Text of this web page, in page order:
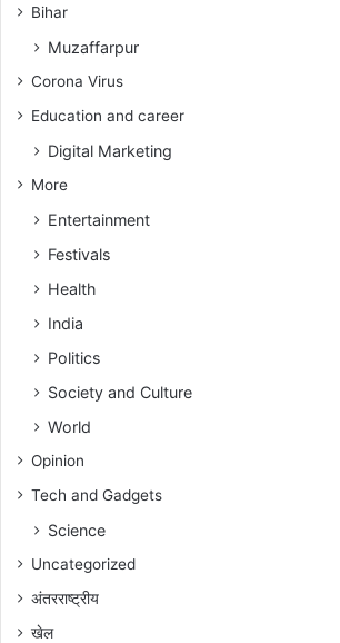
Bihar
Muzaffarpur
Corona Virus
Education and career
Digital Marketing
More
Entertainment
Festivals
Health
India
Politics
Society and Culture
World
Opinion
Tech and Gadgets
Science
Uncategorized
अंतरराष्ट्रीय
खेल